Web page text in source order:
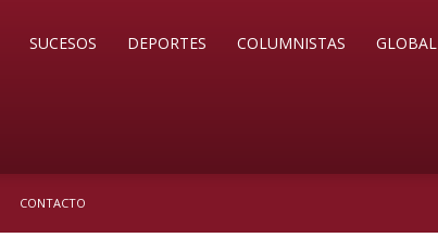
SUCESOS DEPORTES COLUMNISTAS GLOBAL
CONTACTO